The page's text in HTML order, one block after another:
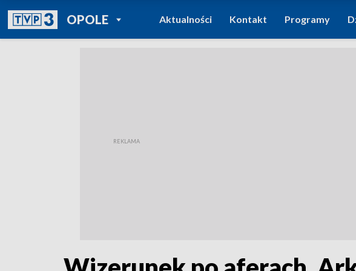
OPOLEPOWRÓT DO
TVP REGIONY
Aktualności Kontakt Programy